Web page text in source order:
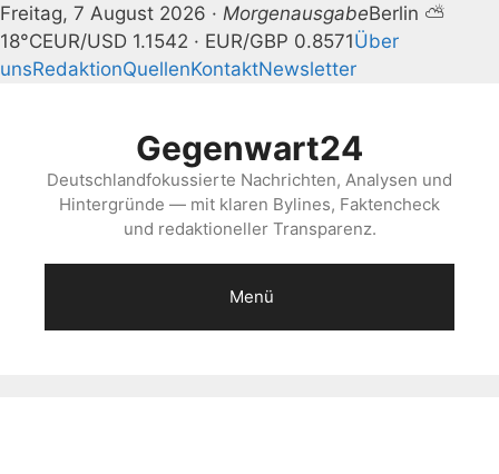
Freitag, 7 August 2026 · MorgenausgabeBerlin ⛅
18°CEUR/USD 1.1542 · EUR/GBP 0.8571Über
unsRedaktionQuellenKontaktNewsletter
Gegenwart24
Deutschlandfokussierte Nachrichten, Analysen und
Hintergründe — mit klaren Bylines, Faktencheck
und redaktioneller Transparenz.
Menü